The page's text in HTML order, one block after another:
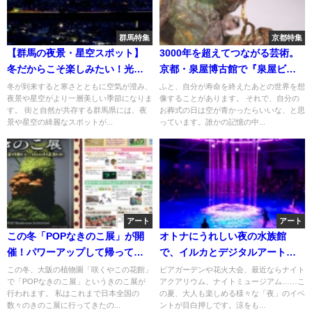
群馬特集
【群馬の夜景・星空スポット】
冬だからこそ楽しみたい！光が
織りなすアートな風景
冬が到来すると寒さとともに空気が澄み、
夜景や星空がより一層美しい季節になりま
す。 街と自然が共存する群馬県には、夜
景や星空の綺麗なスポットが...
京都特集
3000年を超えてつながる芸術。
京都・泉屋博古館で『泉屋ビエ
ンナーレ2023 Re-sonation ひ
びきあう聲』開幕
ふと、自分が寿命を終えたあとの世界を想
像することがあります。 それで、自分の
お葬式の日は空が青かったらいいな、と思
っています。誰かの記憶の中...
アート
この冬「POPなきのこ展」が開
催！パワーアップして帰ってき
た展示の楽しみ方をきのこライ
ターが徹底解説します！
この冬、大阪の植物園「咲くやこの花館」
で「POPなきのこ展」というきのこ展が
行われます。 私はこれまで日本全国の
数々のきのこ展に行ってきたの...
アート
オトナにうれしい夜の水族館
で、イルカとデジタルアート花
火に興奮！『花火アクアリウム
BY NAKED』
ビアガーデンや花火大会、最近ならナイト
アクアリウム、ナイトミュージアム……こ
の夏、大人も楽しめる様々な「夜」のイベ
ントが目白押しです。涼をも...